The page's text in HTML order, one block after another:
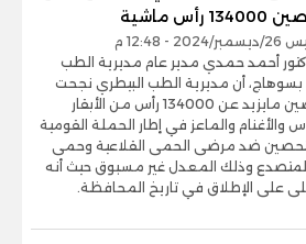
ماشية
- 12:48 م
أحمد حمدي مدير عام مديرية الطب
بسوهاج، أن مديرية الطب البيطري نجحت
في تحصين مايزيد عن 134000 رأس من الأبقار
والأغنام والماعز في إطار الحملة القومية
للتحصين ضد مرضى الحمى القلاعية وحمى
وذلك المعدل غير مسبوق حيث أنه
على الإطلاق في تاريخ المحافظة.